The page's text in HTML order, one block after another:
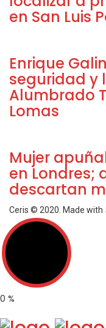
en San Luis
Enrique
seguridad y
Alumbrado
Lomas
Mujer
en Londres;
descartan
Ceris © 2020. Made with
0 %